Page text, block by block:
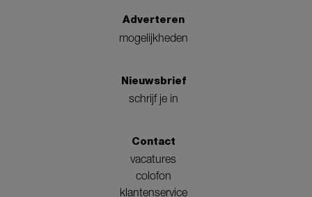
Adverteren
mogelijkheden
Nieuwsbrief
schrijf je in
Contact
vacatures
colofon
klantenservice